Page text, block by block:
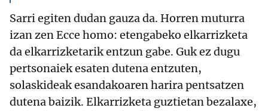
Sarri egiten dudan gauza da. Horren muturra
izan zen Ecce homo: etengabeko elkarrizketa
da elkarrizketarik entzun gabe. Guk ez dugu
pertsonaiek esaten dutena entzuten,
solaskideak esandakoaren harira pentsatzen
dutena baizik. Elkarrizketa guztietan bezalaxe,